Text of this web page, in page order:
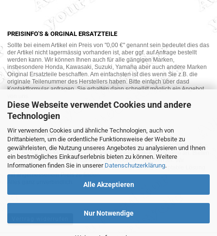
Diese Webseite verwendet Cookies und andere
Technologien
Wir verwenden Cookies und ähnliche Technologien, auch von
Drittanbietern, um die ordentliche Funktionsweise der Website zu
gewährleisten, die Nutzung unseres Angebotes zu analysieren und Ihnen
ein bestmögliches Einkaufserlebnis bieten zu können. Weitere
Informationen finden Sie in unserer Datenschutzerklärung.
Alle Akzeptieren
Nur Notwendige
PREISINFO'S & ORGINAL ERSATZTEILE
Sollte bei einem Artikel ein Preis von "0,00 €" genannt sein bedeutet dies das
der Artikel nicht lagermässig vorhanden ist, aber ggf. auf Anfrage bestellt
werden kann. Wir können Ihnen auch für alle gängigen Marken,
insbesondere Honda, Kawasaki, Suzuki, Yamaha aber auch andere Marken
Original Ersatzteile beschaffen. Am einfachsten ist dies wenn Sie z.B. die
originale Teilenummer des Herstellers haben. Bitte einfach über dasd
Kontaktformular anfragen. Sie erhalten dann schnellst möglich ein Angebot
MOTORRAD-ANKAUF
Sie möchte Ihr altes Motorrad oder Ihre Motorradteile verkaufen ? Wir kaufen
auch gebrauchte Motorräder und Ersatzteilträger sowie Ersatzteile an. Bieten
Sie uns doch unverbindlich das was Sie verkaufen möchten an. Wir
bemühen uns dann eine sowohl für Sie als auch für uns akzeptable Lösung
mit angemessenem Preis zu finden.